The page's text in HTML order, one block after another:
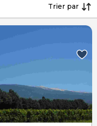
Trier par